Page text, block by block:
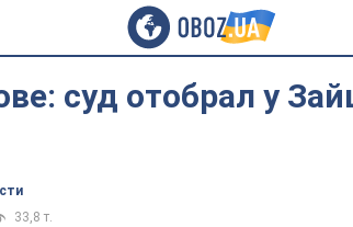
суд отобрал у
33,8 т.